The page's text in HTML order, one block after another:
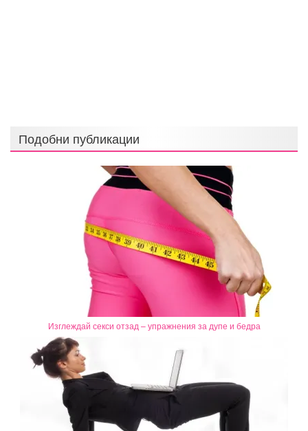
Подобни публикации
Изглеждай секси отзад – упражнения за дупе и бедра